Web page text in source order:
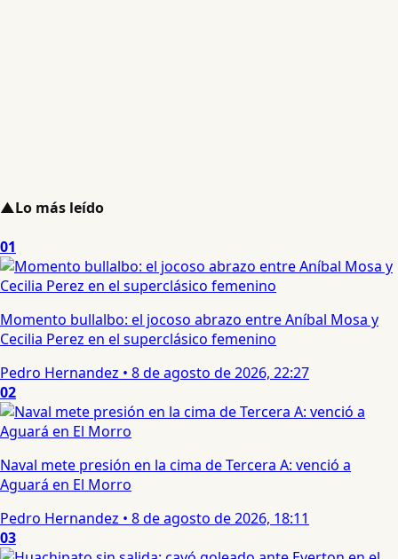
▲Lo más leído
01
Momento bullalbo: el jocoso abrazo entre Aníbal Mosa y
Cecilia Perez en el superclásico femenino
Pedro Hernandez • 8 de agosto de 2026, 22:27
02
Naval mete presión en la cima de Tercera A: venció a
Aguará en El Morro
Pedro Hernandez • 8 de agosto de 2026, 18:11
03